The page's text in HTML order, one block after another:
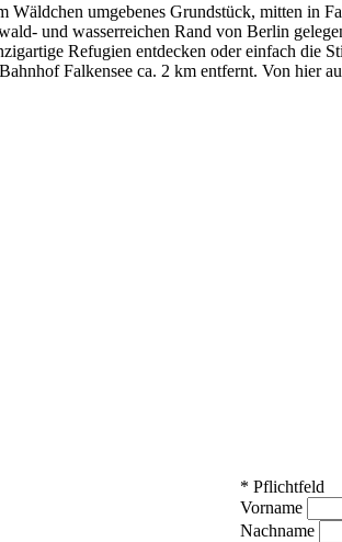
umgebenes Grundstück, mitten in
und wasserreichen Rand von Berlin
Refugien entdecken oder einfach die
Falkensee ca. 2 km entfernt. Von hier
* Pflichtfeld
Vorname
Nachname